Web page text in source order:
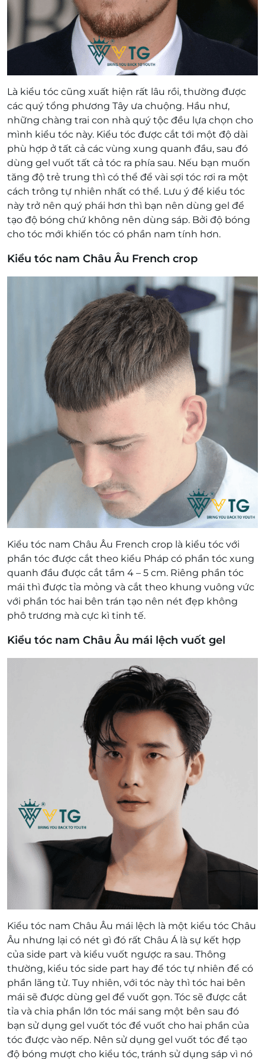
Là kiểu tóc cũng xuất hiện rất lâu rồi, thường được
các quý tổng phương Tây ưa chuộng. Hầu như,
những chàng trai con nhà quý tộc đều lựa chọn cho
mình kiểu tóc này. Kiểu tóc được cắt tới một độ dài
phù hợp ở tất cả các vùng xung quanh đầu, sau đó
dùng gel vuốt tất cả tóc ra phía sau. Nếu bạn muốn
tăng độ trẻ trung thì có thể để vài sợi tóc rơi ra một
cách trông tự nhiên nhất có thể. Lưu ý để kiểu tóc
này trở nên quý phái hơn thì bạn nên dùng gel để
tạo độ bóng chứ không nên dùng sáp. Bởi độ bóng
cho tóc mới khiến tóc có phần nam tính hơn.
Kiểu tóc nam Châu Âu French crop
Kiểu tóc nam Châu Âu French crop là kiểu tóc với
phần tóc được cắt theo kiểu Pháp có phần tóc xung
quanh đầu được cắt tầm 4 – 5 cm. Riêng phần tóc
mái thì được tỉa mỏng và cắt theo khung vuông vức
với phần tóc hai bên trán tạo nên nét đẹp không
phô trương mà cực kì tinh tế.
Kiểu tóc nam Châu Âu mái lệch vuốt gel
Kiểu tóc nam Châu Âu mái lệch là một kiểu tóc Châu
Âu nhưng lại có nét gì đó rất Châu Á là sự kết hợp
của side part và kiểu vuốt ngược ra sau. Thông
thường, kiểu tóc side part hay để tóc tự nhiên để có
phần lãng tử. Tuy nhiên, với tóc này thì tóc hai bên
mái sẽ được dùng gel để vuốt gọn. Tóc sẽ được cắt
tỉa và chia phần lớn tóc mái sang một bên sau đó
bạn sử dụng gel vuốt tóc để vuốt cho hai phần của
tóc được vào nếp. Nên sử dụng gel vuốt tóc để tạo
độ bóng mượt cho kiểu tóc, tránh sử dụng sáp vì nó